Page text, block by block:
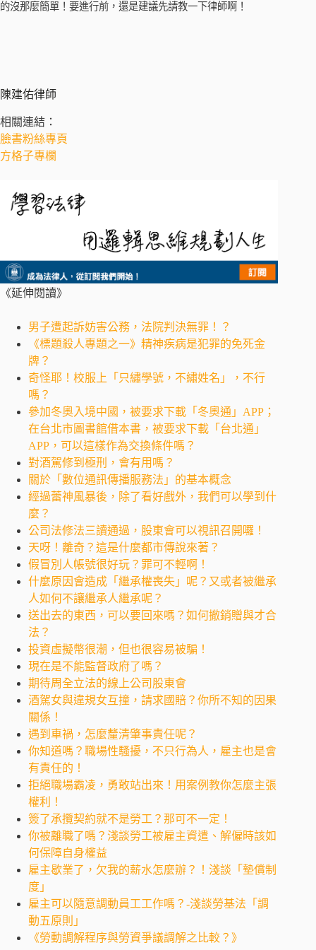
的沒那麼簡單！要進行前，還是建議先請教一下律師啊！
陳建佑律師
相關連結：
臉書粉絲專頁
方格子專欄
《延伸閱讀》
男子遭起訴妨害公務，法院判決無罪！？
《標題殺人專題之一》精神疾病是犯罪的免死金
牌？
奇怪耶！校服上「只繡學號，不繡姓名」，不行
嗎？
參加冬奧入境中國，被要求下載「冬奧通」APP；
在台北市圖書館借本書，被要求下載「台北通」
APP，可以這樣作為交換條件嗎？
對酒駕修到極刑，會有用嗎？
關於「數位通訊傳播服務法」的基本概念
經過蕾神風暴後，除了看好戲外，我們可以學到什
麼？
公司法修法三讀通過，股東會可以視訊召開囉！
天呀！離奇？這是什麼都市傳說來著？
假冒別人帳號很好玩？罪可不輕啊！
什麼原因會造成「繼承權喪失」呢？又或者被繼承
人如何不讓繼承人繼承呢？
送出去的東西，可以要回來嗎？如何撤銷贈與才合
法？
投資虛擬幣很潮，但也很容易被騙！
現在是不能監督政府了嗎？
期待周全立法的線上公司股東會
酒駕女與違規女互撞，請求國賠？你所不知的因果
關係！
遇到車禍，怎麼釐清肇事責任呢？
你知道嗎？職場性騷擾，不只行為人，雇主也是會
有責任的！
拒絕職場霸凌，勇敢站出來！用案例教你怎麼主張
權利！
簽了承攬契約就不是勞工？那可不一定！
你被離職了嗎？淺談勞工被雇主資遣、解僱時該如
何保障自身權益
雇主歇業了，欠我的薪水怎麼辦？！淺談「墊償制
度」
雇主可以隨意調動員工工作嗎？-淺談勞基法「調
動五原則」
《勞動調解程序與勞資爭議調解之比較？》